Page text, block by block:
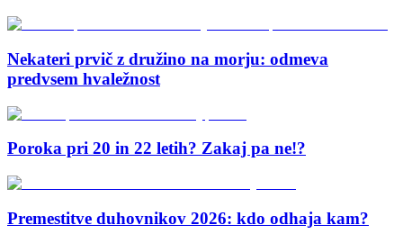
Nekateri prvič z družino na morju: odmeva
predvsem hvaležnost
Poroka pri 20 in 22 letih? Zakaj pa ne!?
Premestitve duhovnikov 2026: kdo odhaja kam?